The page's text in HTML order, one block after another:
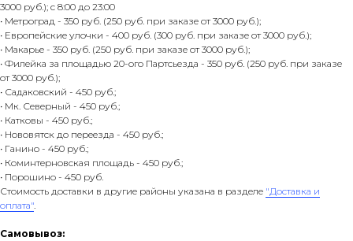
3000 руб.); с 8:00 до 23:00
• Метроград - 350 руб. (250 руб. при заказе от 3000 руб.);
• Европейские улочки - 400 руб. (300 руб. при заказе от 3000 руб.);
• Макарье - 350 руб. (250 руб. при заказе от 3000 руб.);
• Филейка за площадью 20-ого Партсьезда - 350 руб. (250 руб. при заказе
от 3000 руб.);
• Садаковский - 450 руб.;
• Мк. Северный - 450 руб.;
• Катковы - 450 руб.;
• Нововятск до переезда - 450 руб.;
• Ганино - 450 руб.;
• Коминтерновская площадь - 450 руб.;
• Порошино - 450 руб.
Стоимость доставки в другие районы указана в разделе "Доставка и
оплата".
Самовывоз: